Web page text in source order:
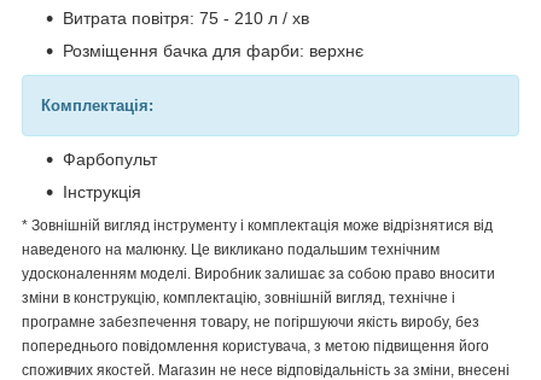
Витрата повітря: 75 - 210 л / хв
Розміщення бачка для фарби: верхнє
Комплектація:
Фарбопульт
Інструкція
* Зовнішній вигляд інструменту і комплектація може відрізнятися від
наведеного на малюнку. Це викликано подальшим технічним
удосконаленням моделі. Виробник залишає за собою право вносити
зміни в конструкцію, комплектацію, зовнішній вигляд, технічне і
програмне забезпечення товару, не погіршуючи якість виробу, без
попереднього повідомлення користувача, з метою підвищення його
споживчих якостей. Магазин не несе відповідальність за зміни, внесені